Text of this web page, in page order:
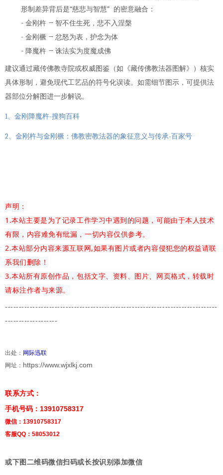
形制差异背后是“慈悲与智慧” 的密意融合：
- 金刚杵 → 智不住生死，悲不入涅槃
- 金刚橛 → 忿怒为表，护念为体
- 降魔杵 → 诛法实为度魔成佛
建议通过藏传佛教寺院或权威图鉴（如《藏传佛教法器图解》）核实
具体形制，避免现代工艺品的符号化误读。如需细节图示，可提供法
器部位分解图进一步解说。
1 、金刚降魔杵-搜狗百科
2 、金刚杵与金刚橛：佛教密教法器的象征意义与传承-百家号
声明：
1.本站主要是为了记录工作学习中遇到的问题，可能由于本人技术
有限，内容难免有纰漏，一切内容仅供参考。
2.本站部分内容来源互联网,如果有图片或者内容侵犯您的权益请联
系我们删除！
3.本站所有原创作品，包括文字、资料、图片、网页格式，转载时
请标注作者与来源。
-----------------------------------------------------------------------------
-------------------
出处： 网际迅联
网址： https://www.wjxlkj.com
联系方式：
手机号码：13910758317
微信：13910758317
客服QQ：58053012
或下图二维码微信扫码或长按识别添加微信